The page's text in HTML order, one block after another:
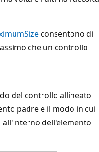
consentono di
che un controllo
del controllo allineato
padre e il modo in cui
dell'elemento